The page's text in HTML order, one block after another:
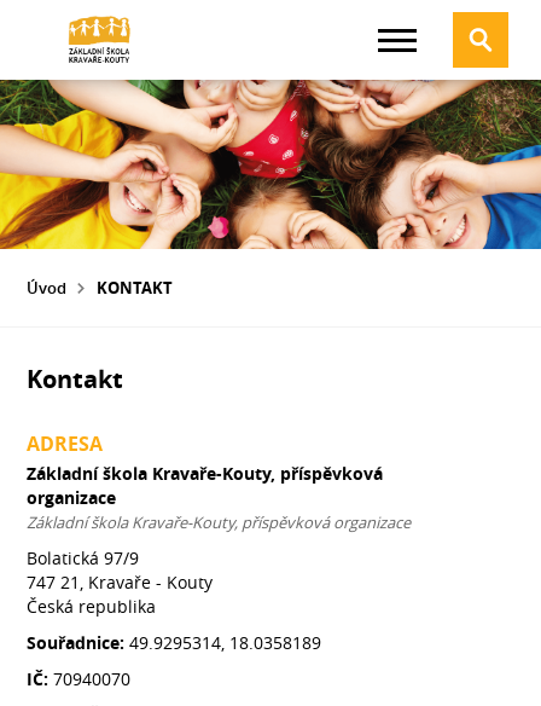
Úvod KONTAKT
Kontakt
ADRESA
Základní škola Kravaře-Kouty, příspěvková
organizace
Základní škola Kravaře-Kouty, příspěvková organizace
Bolatická 97/9
747 21, Kravaře - Kouty
Česká republika
Souřadnice:49.9295314, 18.0358189
IČ:70940070